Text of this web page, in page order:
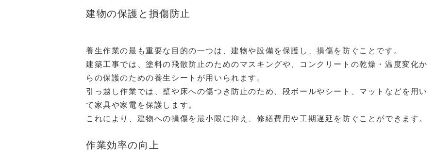
建物の保護と損傷防止
養生作業の最も重要な目的の一つは、建物や設備を保護し、損傷を防ぐことです。
建築工事では、塗料の飛散防止のためのマスキングや、コンクリートの乾燥・温度変化か
らの保護のための養生シートが用いられます。
引っ越し作業では、壁や床への傷つき防止のため、段ボールやシート、マットなどを用い
て家具や家電を保護します。
これにより、建物への損傷を最小限に抑え、修繕費用や工期遅延を防ぐことができます。
作業効率の向上